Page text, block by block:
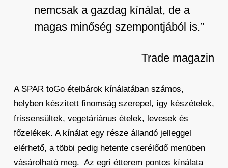
nemcsak a gazdag kínálat, de a
magas minőség szempontjából is.”
Trade magazin
A SPAR toGo ételbárok kínálatában számos,
helyben készített finomság szerepel, így készételek,
frissensültek, vegetáriánus ételek, levesek és
főzelékek. A kínálat egy része állandó jelleggel
elérhető, a többi pedig hetente cserélődő menüben
vásárolható meg. Az egri étterem pontos kínálata